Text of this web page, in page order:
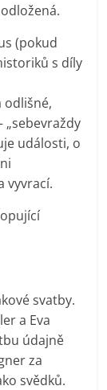
(pokud
s díly
odlišné,
„sebevraždy
události, o
vyvrací.
svatby.
a Eva
údajně
za
svědků.